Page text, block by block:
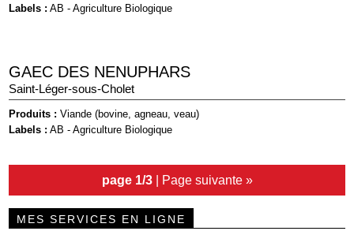
Labels : AB - Agriculture Biologique
GAEC DES NENUPHARS
Saint-Léger-sous-Cholet
Produits : Viande (bovine, agneau, veau)
Labels : AB - Agriculture Biologique
page 1/3| Page suivante »
MES SERVICES EN LIGNE